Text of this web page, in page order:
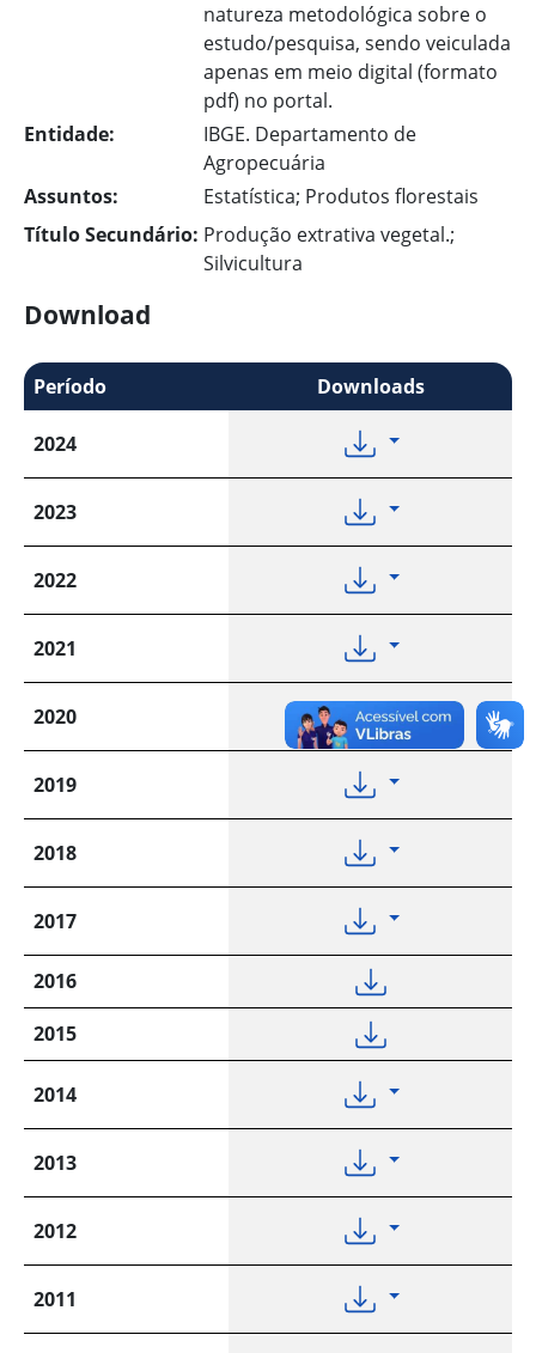
natureza metodológica sobre o
estudo/pesquisa, sendo veiculada
apenas em meio digital (formato
pdf) no portal.
Entidade:
IBGE. Departamento de
Agropecuária
Assuntos:
Estatística; Produtos florestais
Título Secundário: Produção extrativa vegetal.;
Silvicultura
Download
Período Downloads
2024
2023
2022
2021
2020
2019
2018
2017
2016
2015
2014
2013
2012
2011